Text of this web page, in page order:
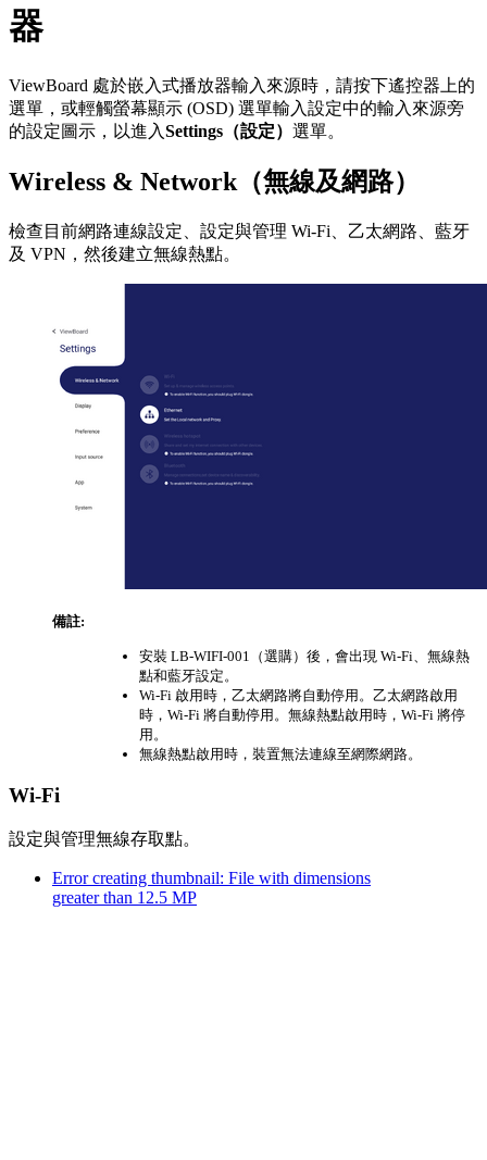
器
ViewBoard 處於嵌入式播放器輸入來源時，請按下遙控器上的
選單，或輕觸螢幕顯示 (OSD) 選單輸入設定中的輸入來源旁
的設定圖示，以進入Settings（設定） 選單。
Wireless & Network（無線及網路）
檢查目前網路連線設定、設定與管理 Wi-Fi、乙太網路、藍牙
及 VPN，然後建立無線熱點。
備註:
安裝 LB-WIFI-001（選購）後，會出現 Wi-Fi、無線熱
點和藍牙設定。
Wi-Fi 啟用時，乙太網路將自動停用。乙太網路啟用
時，Wi-Fi 將自動停用。無線熱點啟用時，Wi-Fi 將停
用。
無線熱點啟用時，裝置無法連線至網際網路。
Wi-Fi
設定與管理無線存取點。
Error creating thumbnail: File with dimensions
greater than 12.5 MP